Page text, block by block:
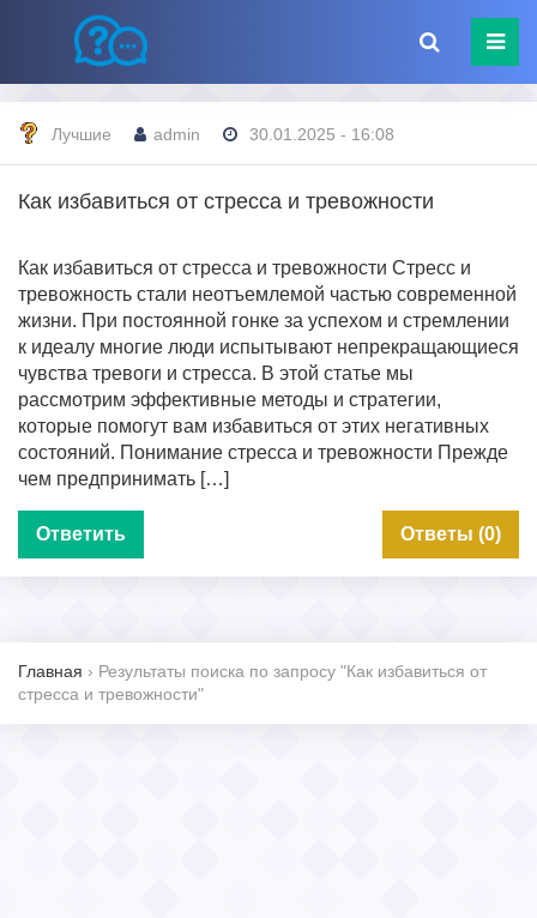
Лучшие admin 30.01.2025 - 16:08
Как избавиться от стресса и тревожности
Как избавиться от стресса и тревожности Стресс и
тревожность стали неотъемлемой частью современной
жизни. При постоянной гонке за успехом и стремлении
к идеалу многие люди испытывают непрекращающиеся
чувства тревоги и стресса. В этой статье мы
рассмотрим эффективные методы и стратегии,
которые помогут вам избавиться от этих негативных
состояний. Понимание стресса и тревожности Прежде
чем предпринимать […]
Ответить Ответы (0)
Главная › Результаты поиска по запросу "Как избавиться от
стресса и тревожности"